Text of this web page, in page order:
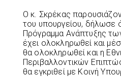
Ο κ. Σκρέκας
του υπουργείου, δήλωσε
Πρόγραμμα Ανάπτυξης
έχει ολοκληρωθεί και
θα ολοκληρωθεί και η
Περιβαλλοντικών
θα εγκριθεί με Κοινή